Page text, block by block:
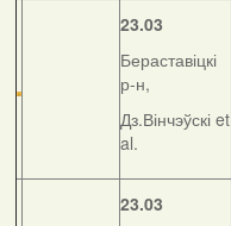
23.03
Бераставіцкі
р-н,
Дз.Вінчэўскі et
al.
23.03